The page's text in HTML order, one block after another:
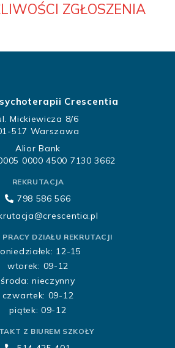
ZGŁOSZENIA
Crescentia
Mickiewicza 8/6
517 Warszawa
Alior Bank
0000 4500 7130 3662
REKRUTACJA
798 586 566
PRACY DZIAŁU REKRUTACJI
12-15
wtorek: 09-12
środa: nieczynny
czwartek: 09-12
piątek: 09-12
Z BIUREM SZKOŁY